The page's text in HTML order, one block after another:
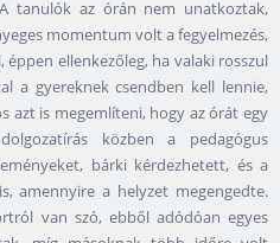
tanulók az órán nem unatkoztak,
momentum volt a fegyelmezés,
ellenkezőleg, ha valaki rosszul
a gyereknek csendben kell lennie,
azt is megemlíteni, hogy az órát egy
közben a pedagógus
bárki kérdezhetett, és a
amennyire a helyzet megengedte.
van szó, ebből adódóan egyes